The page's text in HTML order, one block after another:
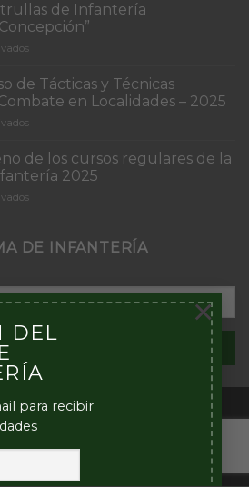
DEL
para recibir
×
de Infantería
en
de
Patrullas
de
Infantería
Concepción”
de Tácticas y Técnicas
en Localidades – 2025
en
del
Curso
de
Tácticas
Aplicativas
en
Localidades
–
2025
de los cursos regulares de la
2025
en
terreno
cursos
regulares
la
de
Infantería
DE INFANTERÍA
por